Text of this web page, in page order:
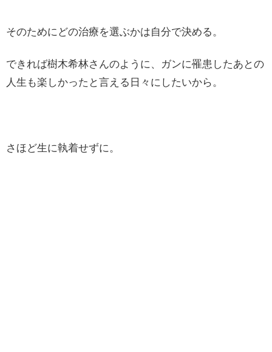
そのためにどの治療を選ぶかは自分で決める。
できれば樹木希林さんのように、ガンに罹患したあとの
人生も楽しかったと言える日々にしたいから。
さほど生に執着せずに。